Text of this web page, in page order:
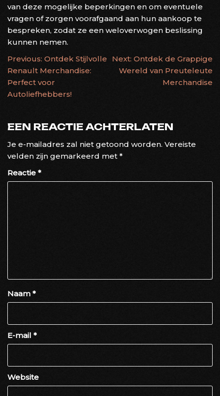
van deze mogelijke beperkingen en om eventuele
vragen of zorgen voorafgaand aan hun aankoop te
bespreken, zodat ze een weloverwogen beslissing
kunnen nemen.
BERICHTNAVIGATIE
Previous: Ontdek Stijlvolle
Renault Merchandise:
Perfect voor
Autoliefhebbers!
Next: Ontdek de Grappige
Wereld van Preuteleute
Merchandise
EEN REACTIE ACHTERLATEN
Je e-mailadres zal niet getoond worden. Vereiste
velden zijn gemarkeerd met *
Reactie *
Naam *
E-mail *
Website